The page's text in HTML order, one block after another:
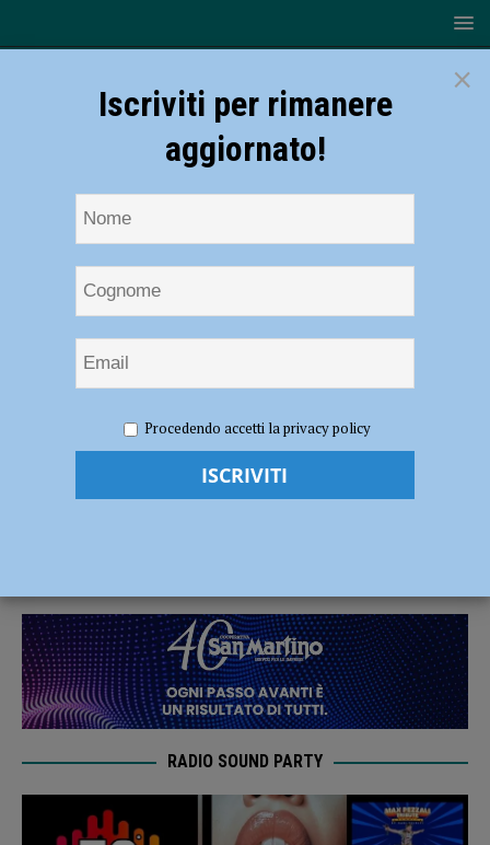
mezzo di cocaina nascosti nell’armadio, arrestato 28enne
Tre chili e mezzo di cocaina nascosti
RADIO SOUND PARTY
×
Iscriviti per rimanere
aggiornato!
Procedendo accetti la privacy policy